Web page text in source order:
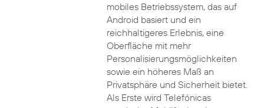
mobiles Betriebssystem, das auf
Android basiert und ein
reichhaltigeres Erlebnis, eine
Oberfläche mit mehr
Personalisierungsmöglichkeiten
sowie ein höheres Maß an
Privatsphäre und Sicherheit bietet.
Als Erste wird Telefónicas